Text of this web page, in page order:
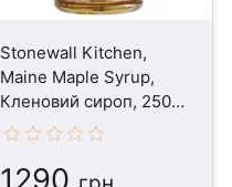
Stonewall Kitchen,
Maine Maple Syrup,
Кленовий сироп, 250
мл